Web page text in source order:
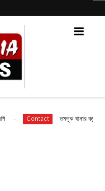
Contact তমলুক থানার বড় সাফল্য চুরি